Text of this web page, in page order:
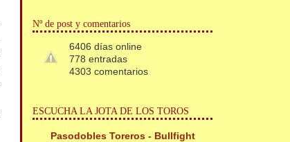
Nº de post y comentarios
6406 días online
778 entradas
4303 comentarios
ESCUCHA LA JOTA DE LOS TOROS
Pasodobles Toreros - Bullfight